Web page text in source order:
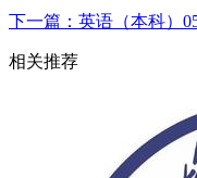
下一篇：英语（本科）
相关推荐